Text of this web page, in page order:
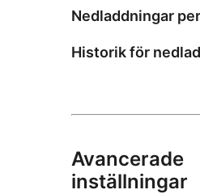
Nedladdningar
Historik för
Avancerade
inställningar